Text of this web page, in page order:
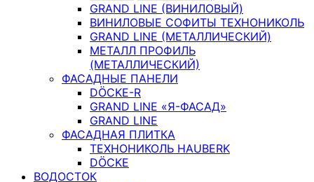
GRAND LINE (ВИНИЛОВЫЙ)
ВИНИЛОВЫЕ СОФИТЫ ТЕХНОНИКОЛЬ
GRAND LINE (МЕТАЛЛИЧЕСКИЙ)
МЕТАЛЛ ПРОФИЛЬ
(МЕТАЛЛИЧЕСКИЙ)
ФАСАДНЫЕ ПАНЕЛИ
DÖCKE-R
GRAND LINE «Я-ФАСАД»
GRAND LINE
ФАСАДНАЯ ПЛИТКА
ТЕХНОНИКОЛЬ HAUBERK
DÖCKE
ВОДОСТОК